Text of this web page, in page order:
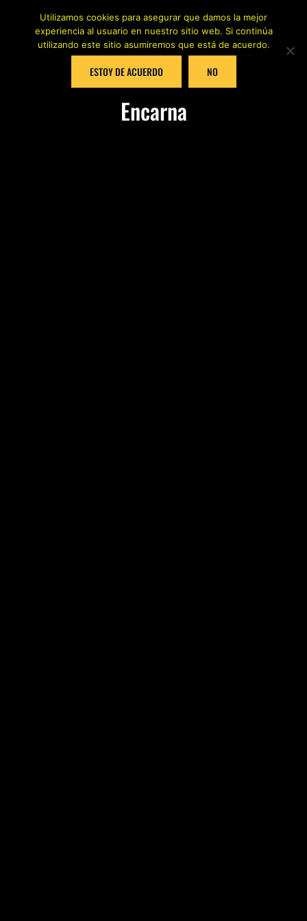
Encarna
Utilizamos cookies para asegurar que damos la mejor
experiencia al usuario en nuestro sitio web. Si continúa
utilizando este sitio asumiremos que está de acuerdo.
ESTOY DE ACUERDO NO